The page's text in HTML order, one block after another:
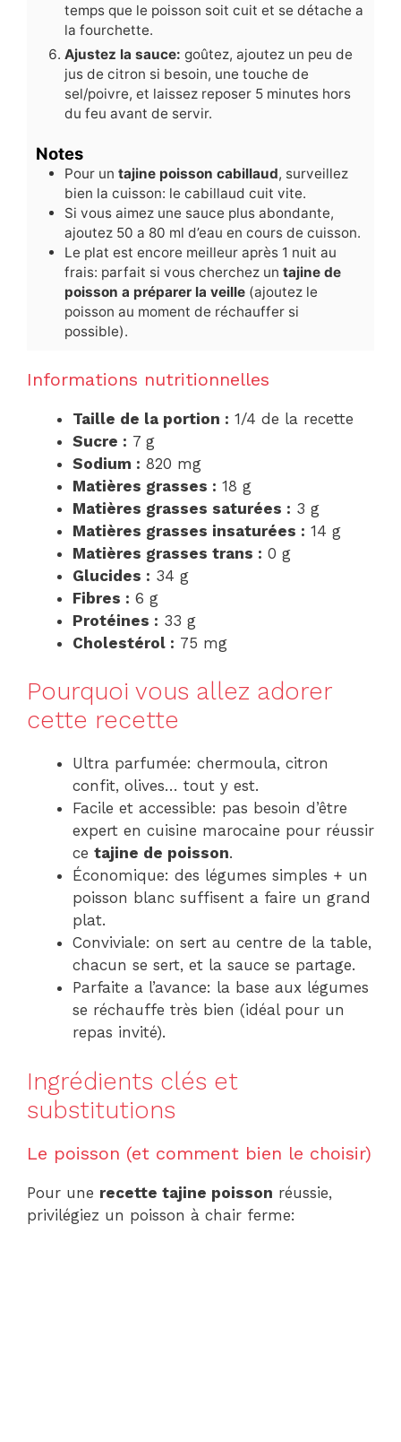
temps que le poisson soit cuit et se détache a
la fourchette.
Ajustez la sauce: goûtez, ajoutez un peu de
jus de citron si besoin, une touche de
sel/poivre, et laissez reposer 5 minutes hors
du feu avant de servir.
Notes
Pour un tajine poisson cabillaud, surveillez
bien la cuisson: le cabillaud cuit vite.
Si vous aimez une sauce plus abondante,
ajoutez 50 a 80 ml d’eau en cours de cuisson.
Le plat est encore meilleur après 1 nuit au
frais: parfait si vous cherchez un tajine de
poisson a préparer la veille (ajoutez le
poisson au moment de réchauffer si
possible).
Informations nutritionnelles
Taille de la portion : 1/4 de la recette
Sucre : 7 g
Sodium : 820 mg
Matières grasses : 18 g
Matières grasses saturées : 3 g
Matières grasses insaturées : 14 g
Matières grasses trans : 0 g
Glucides : 34 g
Fibres : 6 g
Protéines : 33 g
Cholestérol : 75 mg
Pourquoi vous allez adorer
cette recette
Ultra parfumée: chermoula, citron
confit, olives… tout y est.
Facile et accessible: pas besoin d’être
expert en cuisine marocaine pour réussir
ce tajine de poisson.
Économique: des légumes simples + un
poisson blanc suffisent a faire un grand
plat.
Conviviale: on sert au centre de la table,
chacun se sert, et la sauce se partage.
Parfaite a l’avance: la base aux légumes
se réchauffe très bien (idéal pour un
repas invité).
Ingrédients clés et
substitutions
Le poisson (et comment bien le choisir)
Pour une recette tajine poisson réussie,
privilégiez un poisson à chair ferme: